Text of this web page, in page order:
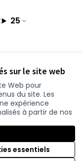
sur le site web
Web pour
du site. Les
expérience
à partir de nos
essentiels
25
YouTube